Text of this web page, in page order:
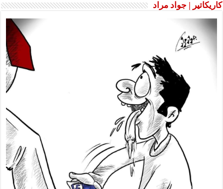
كاريكاتير | جواد مراد